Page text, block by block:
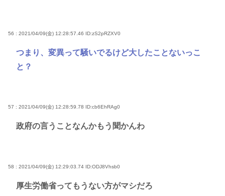
56 : 2021/04/09(金) 12:28:57.46 ID:zS2pRZXV0
つまり、変異って騒いでるけど大したことないっこ
と？
57 : 2021/04/09(金) 12:28:59.78 ID:cb6EhRAg0
政府の言うことなんかもう聞かんわ
58 : 2021/04/09(金) 12:29:03.74 ID:ODJ8Vhsb0
厚生労働省ってもうない方がマシだろ